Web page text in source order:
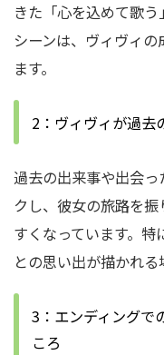
きた「心を込めて歌
シーンは、ヴィヴィ
ます。
2：ヴィヴィが過去
過去の出来事や出会
クし、彼女の旅路を
すくなっています。
との思い出が描かれる
3：エンディングで
ころ